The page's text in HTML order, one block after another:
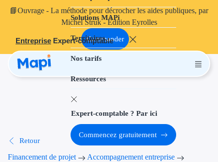
📘Ouvrage - La méthode pour décrocher les aides publiques, par
Michel Struk - Édition Eyrolles
Commander
Entreprise Expert-comptable
Solutions MAPi
Territoires
Nos tarifs
Ressources
Projets finançables
Aides à
Aides
Thématiques
Financement
Expert-comptable ? Par ici
Commencez gratuitement
Retour
Financement de projet
Accompagnement entreprise